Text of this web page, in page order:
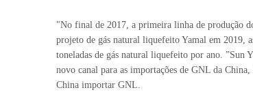
"No final de 2017, a primeira linha de produção
projeto de gás natural liquefeito Yamal em 2019,
toneladas de gás natural liquefeito por ano. ”Sun
novo canal para as importações de GNL da
China importar GNL.